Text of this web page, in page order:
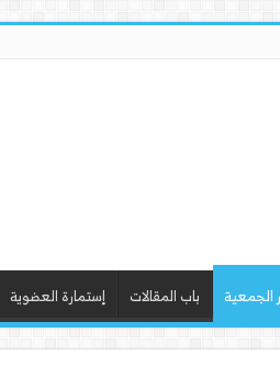
الجمعية باب المقالات إستمارة العضوية